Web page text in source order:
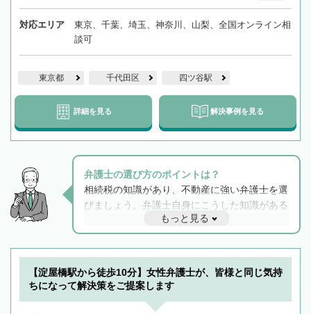
対応エリア
東京、千葉、埼玉、神奈川、山梨、全国オンライン相
談可
東京都 千代田区 四ツ谷駅
詳細を見る 解決事例を見る
弁護士の選び方のポイントは？
相続税の知識があり、不動産に強い弁護士を選
びましょう。弁護士自身にこうした知識がある
と他士業との連携もスムーズに進み、トラブル
解決のみならず相続をトータルで任せることが
できます。また、相続は感情がからむ分野なの
でフィーリングも重要です。実際に電話や面談
で複数の弁護士と会話をしてウマが合う方に依
もっと見る
【淀屋橋駅から徒歩10分】女性弁護士が、皆様と同じ気持
ちになって解決策をご提案します